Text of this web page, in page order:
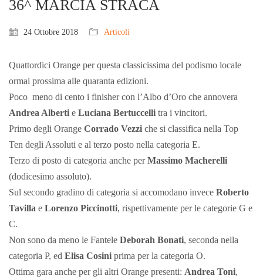
36^ MARCIA STRACA
24 Ottobre 2018 Articoli
Quattordici Orange per questa classicissima del podismo locale
ormai prossima alle quaranta edizioni.
Poco meno di cento i finisher con l’Albo d’Oro che annovera
Andrea Alberti e Luciana Bertuccelli tra i vincitori.
Primo degli Orange Corrado Vezzi che si classifica nella Top
Ten degli Assoluti e al terzo posto nella categoria E.
Terzo di posto di categoria anche perMassimo Macherelli
(dodicesimo assoluto).
Sul secondo gradino di categoria si accomodano invece Roberto
Tavilla e Lorenzo Piccinotti, rispettivamente per le categorie G e
C.
Non sono da meno le Fantele Deborah Bonati, seconda nella
categoria P, ed Elisa Cosini prima per la categoria O.
Ottima gara anche per gli altri Orange presenti: Andrea Toni,